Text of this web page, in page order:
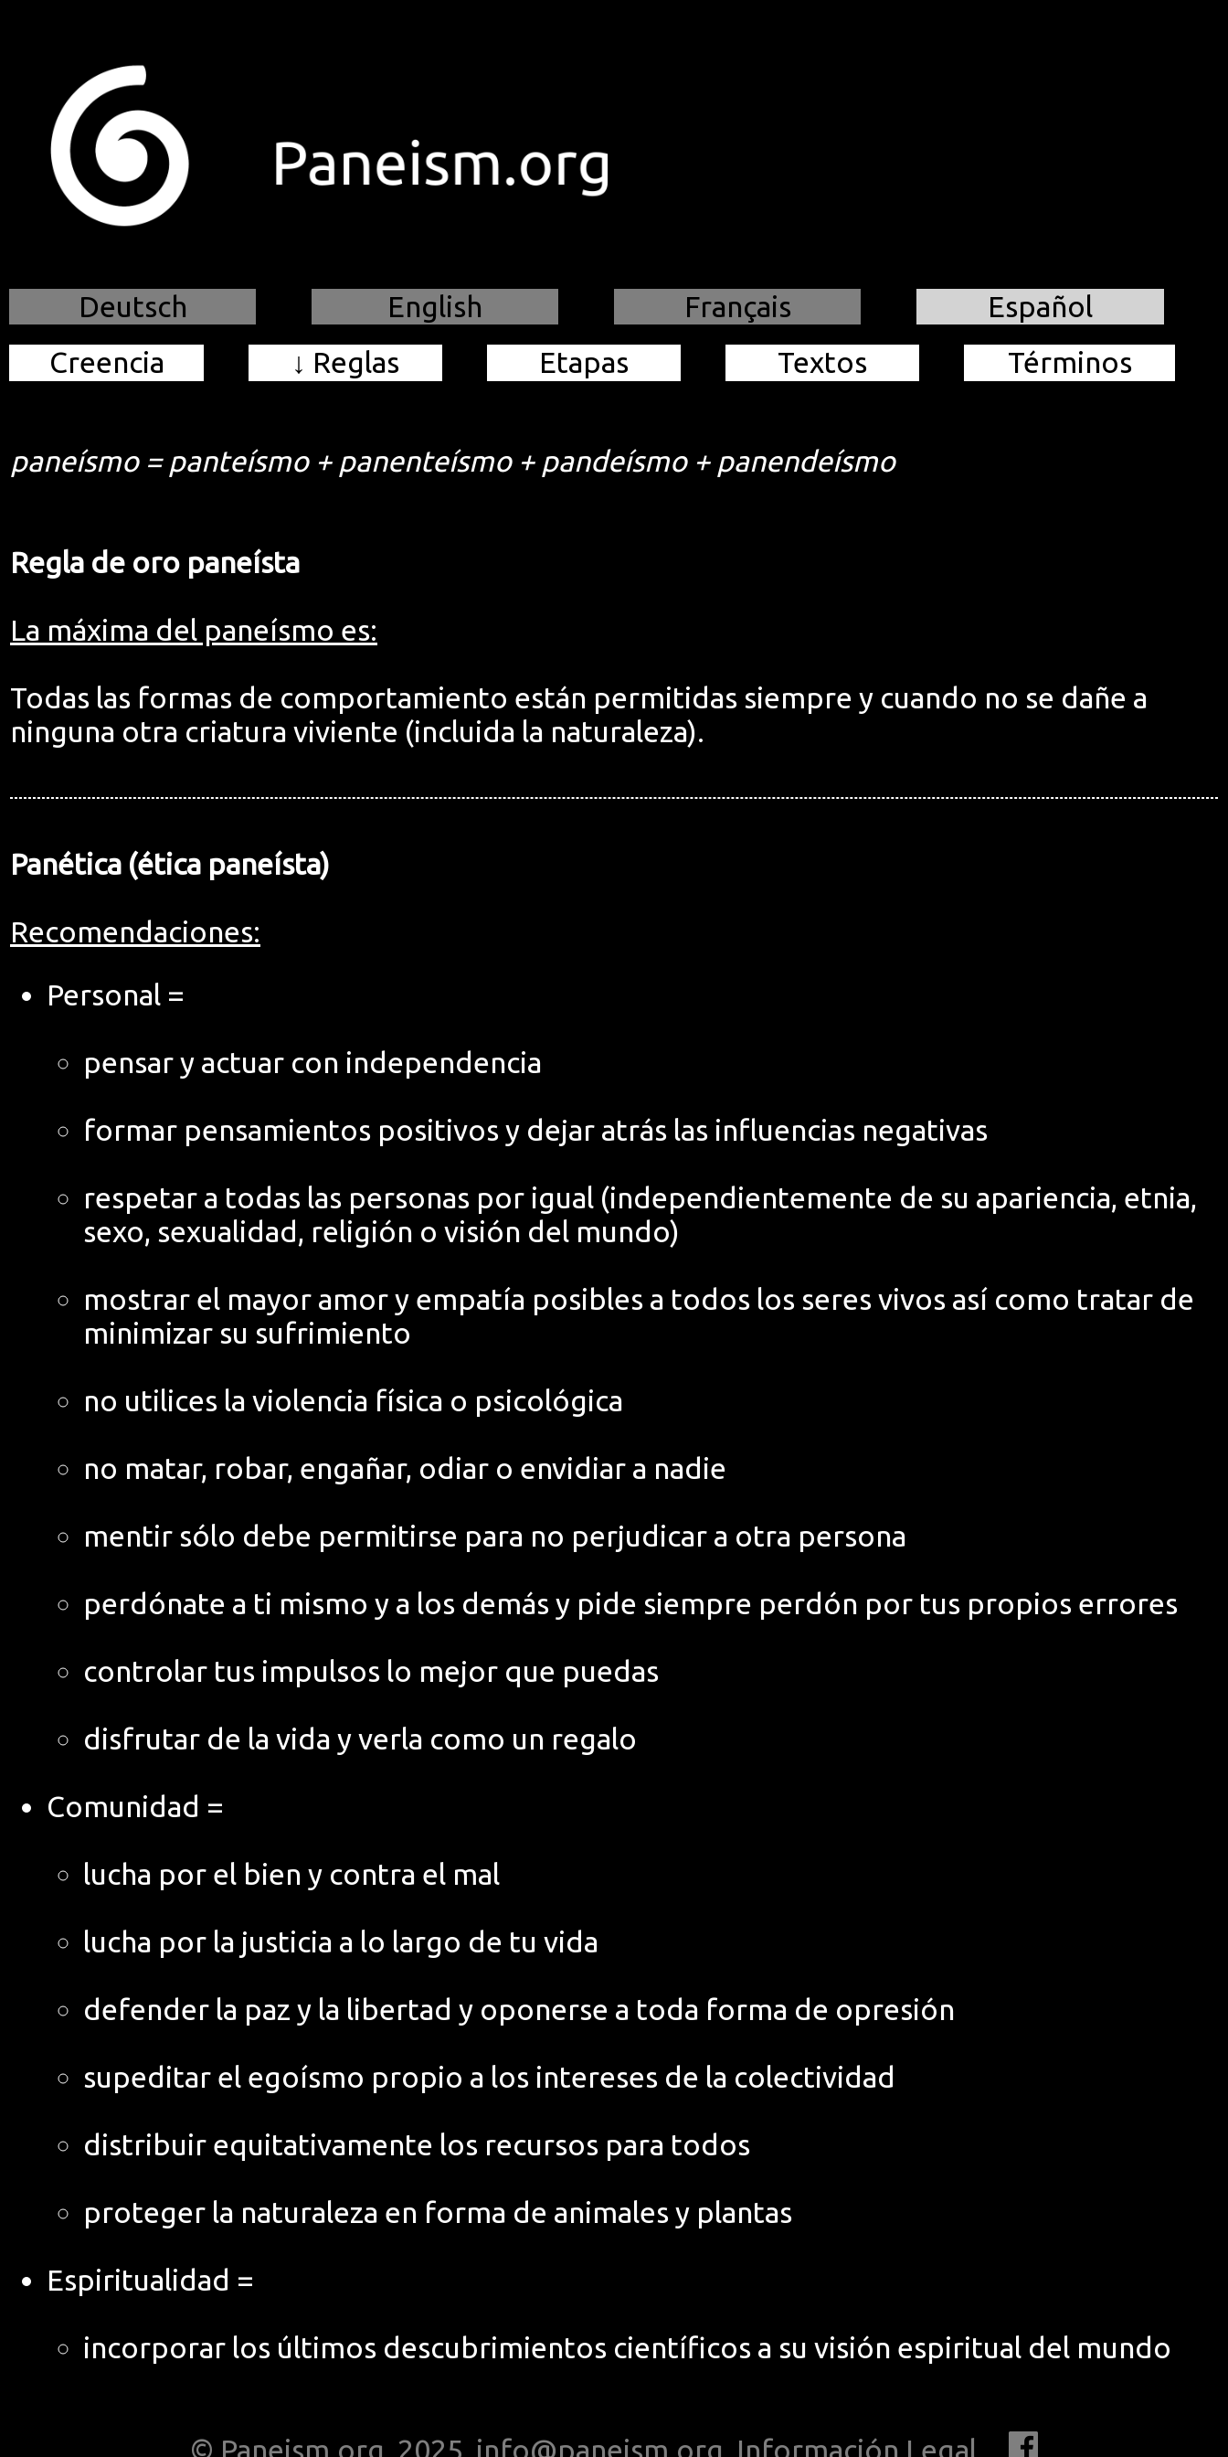
Deutsch English Français
Español
Creencia
↓ Reglas Etapas Textos Términos
paneísmo = panteísmo + panenteísmo + pandeísmo + panendeísmo
Regla de oro paneísta
La máxima del paneísmo es:
Todas las formas de comportamiento están permitidas siempre y cuando no se dañe a
ninguna otra criatura viviente (incluida la naturaleza).
Panética (ética paneísta)
Recomendaciones:
Personal =
pensar y actuar con independencia
formar pensamientos positivos y dejar atrás las influencias negativas
respetar a todas las personas por igual (independientemente de su apariencia, etnia,
sexo, sexualidad, religión o visión del mundo)
mostrar el mayor amor y empatía posibles a todos los seres vivos así como tratar de
minimizar su sufrimiento
no utilices la violencia física o psicológica
no matar, robar, engañar, odiar o envidiar a nadie
mentir sólo debe permitirse para no perjudicar a otra persona
perdónate a ti mismo y a los demás y pide siempre perdón por tus propios errores
controlar tus impulsos lo mejor que puedas
disfrutar de la vida y verla como un regalo
Comunidad =
lucha por el bien y contra el mal
lucha por la justicia a lo largo de tu vida
defender la paz y la libertad y oponerse a toda forma de opresión
supeditar el egoísmo propio a los intereses de la colectividad
distribuir equitativamente los recursos para todos
proteger la naturaleza en forma de animales y plantas
Espiritualidad =
incorporar los últimos descubrimientos científicos a su visión espiritual del mundo
© Paneism.org, 2025, info@paneism.org Información Legal